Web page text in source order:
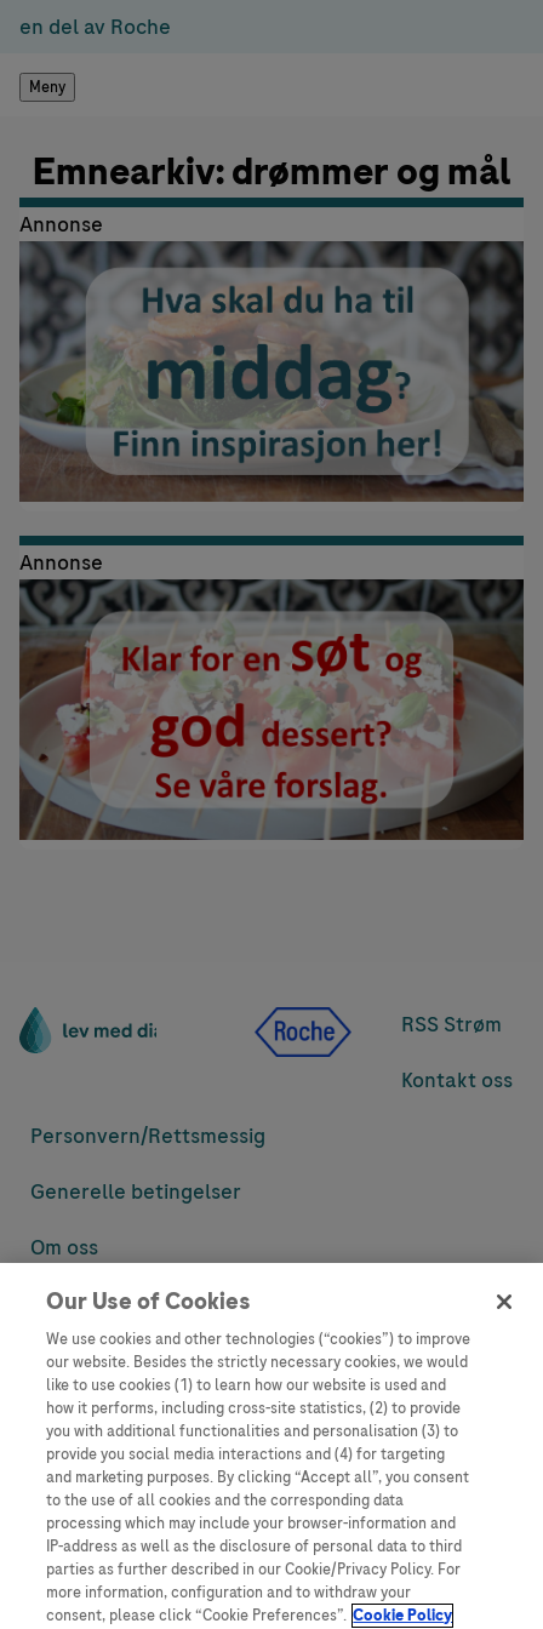
en del av Roche
Meny
Emnearkiv: drømmer og mål
Annonse
Annonse
RSS Strøm
Kontakt oss
Personvern/Rettsmessig
Generelle betingelser
Om oss
Denne nettsiden inneholder informasjon som er målsatt til en stor
informasjon som ellers ikke er tilgjengelig eller gyldig i ditt land.
Vennligst vær oppmerksom på at vi ikke tar noe ansvar for tilgang til
informasjon som muligens ikke er i samsvar med noen gyldig juridisk
prosess, regulering, registrering eller bruk i bostedslandet ditt.
Roche har ikke alltid mulighet til å kvalitetssikre andres innlegg, men
vil fjerne villedende eller upassende innlegg så langt det lar seg gjøre.
Vi har ikke ansvar for innhold på eksterne nettsider som det lenkes til.
Kopiering av materiale fra dette nettstedet for bruk annet sted er ikke
tillatt uten avtale. Nettstedet selger plass til annonsører, og slikt
innhold er merket.
Dette nettstedet er ikke beregnet for å rapportere bivirkninger eller
Our Use of Cookies
We use cookies and other technologies (“cookies”) to improve
our website. Besides the strictly necessary cookies, we would
like to use cookies (1) to learn how our website is used and
how it performs, including cross-site statistics, (2) to provide
you with additional functionalities and personalisation (3) to
provide you social media interactions and (4) for targeting
and marketing purposes. By clicking “Accept all”, you consent
to the use of all cookies and the corresponding data
processing which may include your browser-information and
IP-address as well as the disclosure of personal data to third
parties as further described in our Cookie/Privacy Policy. For
more information, configuration and to withdraw your
consent, please click “Cookie Preferences”. Cookie Policy